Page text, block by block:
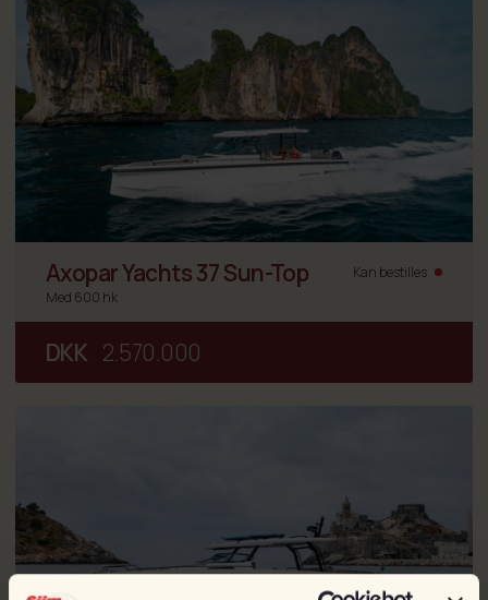
Axopar Yachts 37 Sun-Top
Kan bestilles
Med 600 hk
DKK 2.570.000